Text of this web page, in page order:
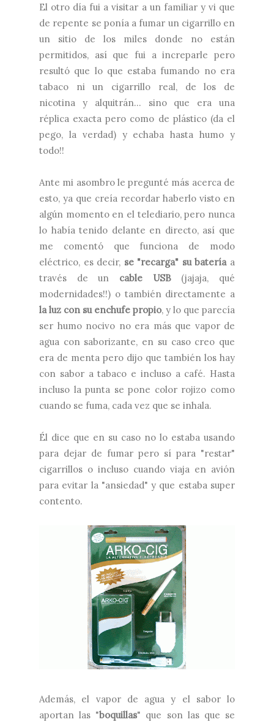
El otro día fui a visitar a un familiar y vi que
de repente se ponía a fumar un cigarrillo en
un sitio de los miles donde no están
permitidos, así que fui a increparle pero
resultó que lo que estaba fumando no era
tabaco ni un cigarrillo real, de los de
nicotina y alquitrán... sino que era una
réplica exacta pero como de plástico (da el
pego, la verdad) y echaba hasta humo y
todo!!
Ante mi asombro le pregunté más acerca de
esto, ya que creía recordar haberlo visto en
algún momento en el telediario, pero nunca
lo había tenido delante en directo, así que
me comentó que funciona de modo
eléctrico, es decir, se "recarga" su batería a
través de un cable USB(jajaja, qué
modernidades!!) o también directamente a
la luz con su enchufe propio, y lo que parecía
ser humo nocivo no era más que vapor de
agua con saborizante, en su caso creo que
era de menta pero dijo que también los hay
con sabor a tabaco e incluso a café. Hasta
incluso la punta se pone color rojizo como
cuando se fuma, cada vez que se inhala.
Él dice que en su caso no lo estaba usando
para dejar de fumar pero sí para "restar"
cigarrillos o incluso cuando viaja en avión
para evitar la "ansiedad" y que estaba super
contento.
Además, el vapor de agua y el sabor lo
aportan las "boquillas" que son las que se